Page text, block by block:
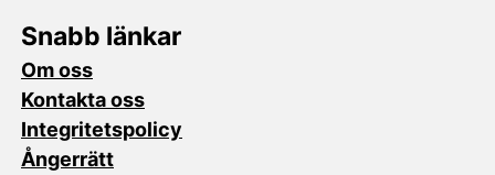
Snabb länkar
Om oss
Kontakta oss
Integritetspolicy
Ångerrätt